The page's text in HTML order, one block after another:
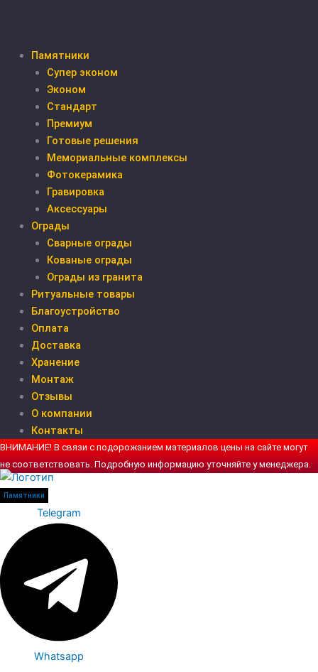
Памятники
Супер эконом
Эконом
Стандарт
Премиум
Готовые решения
Мемориальные комплексы
Фотокерамика
Гравировка
Аксессуары
Ограды
Сварные ограды
Кованые ограды
Ограды из гранита
Ритуальные товары
Благоустройство
Оплата
Доставка
Хранение
Монтаж
Отзывы
О компании
Контакты
ВНИМАНИЕ! В связи с подорожанием материалов цены на сайте могут
не соответствовать. Подробную информацию уточняйте у менеджера.
Памятники
Telegram
Whatsapp